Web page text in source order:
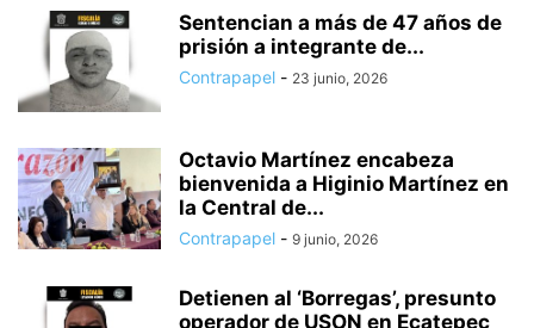
Sentencian a más de 47 años de
prisión a integrante de...
Contrapapel - 23 junio, 2026
Octavio Martínez encabeza
bienvenida a Higinio Martínez en
la Central de...
Contrapapel - 9 junio, 2026
Detienen al ‘Borregas’, presunto
operador de USON en Ecatepec